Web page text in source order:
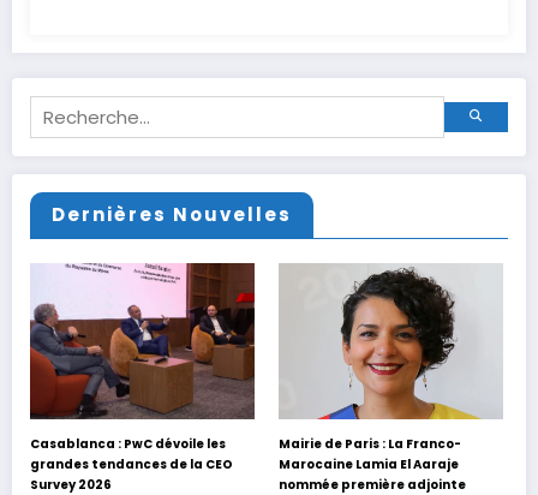
Dernières Nouvelles
Casablanca : PwC dévoile les
grandes tendances de la CEO
Survey 2026
Mairie de Paris : La Franco-
Marocaine Lamia El Aaraje
nommée première adjointe